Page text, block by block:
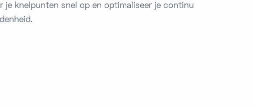
je knelpunten snel op en optimaliseer je continu